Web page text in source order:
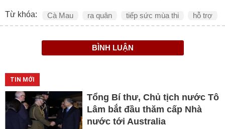
Từ khóa: Cà Mau ra quân tiếp sức mùa thi hỗ trợ
BÌNH LUẬN
TIN MỚI
Tổng Bí thư, Chủ tịch nước Tô
Lâm bắt đầu thăm cấp Nhà
nước tới Australia